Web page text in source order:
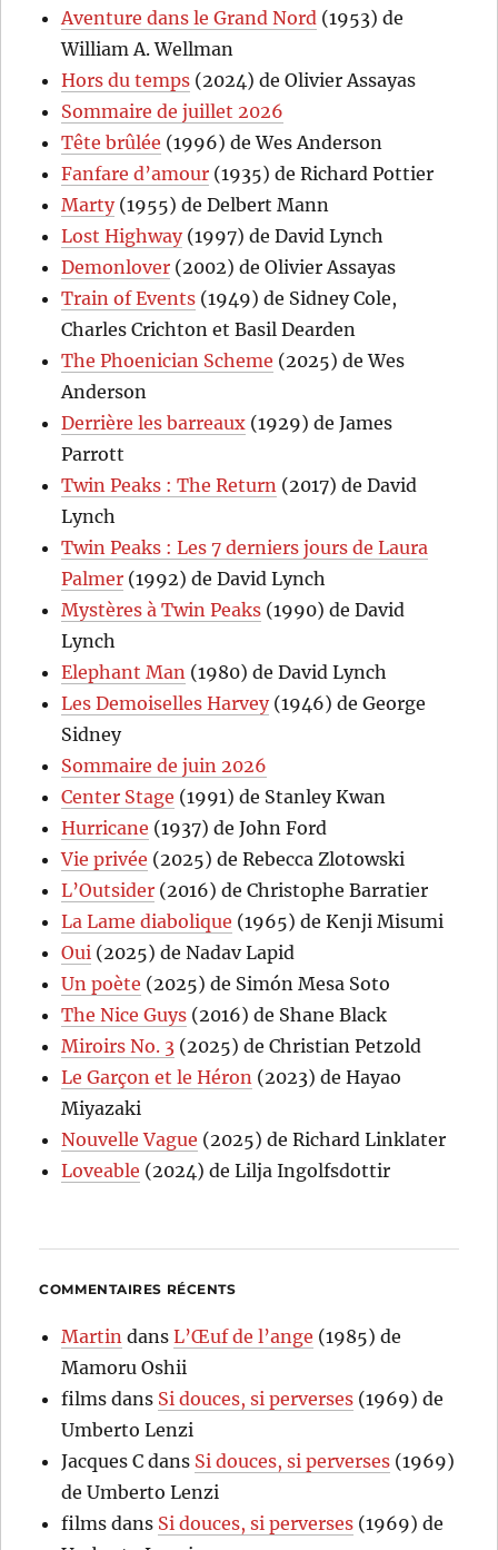
Aventure dans le Grand Nord (1953) de
William A. Wellman
Hors du temps (2024) de Olivier Assayas
Sommaire de juillet 2026
Tête brûlée (1996) de Wes Anderson
Fanfare d’amour (1935) de Richard Pottier
Marty(1955) de Delbert Mann
Lost Highway(1997) de David Lynch
Demonlover (2002) de Olivier Assayas
Train of Events (1949) de Sidney Cole,
Charles Crichton et Basil Dearden
The Phoenician Scheme (2025) de Wes
Anderson
Derrière les barreaux (1929) de James
Parrott
Twin Peaks : The Return (2017) de David
Lynch
Twin Peaks : Les 7 derniers jours de Laura
Palmer (1992) de David Lynch
Mystères à Twin Peaks (1990) de David
Lynch
Elephant Man (1980) de David Lynch
Les Demoiselles Harvey(1946) de George
Sidney
Sommaire de juin 2026
Center Stage (1991) de Stanley Kwan
Hurricane (1937) de John Ford
Vie privée (2025) de Rebecca Zlotowski
L’Outsider (2016) de Christophe Barratier
La Lame diabolique (1965) de Kenji Misumi
Oui (2025) de Nadav Lapid
Un poète (2025) de Simón Mesa Soto
The Nice Guys (2016) de Shane Black
Miroirs No. 3 (2025) de Christian Petzold
Le Garçon et le Héron (2023) de Hayao
Miyazaki
Nouvelle Vague (2025) de Richard Linklater
Loveable (2024) de Lilja Ingolfsdottir
COMMENTAIRES RÉCENTS
Martin dansL’Œuf de l’ange (1985) de
Mamoru Oshii
films dans Si douces, si perverses (1969) de
Umberto Lenzi
Jacques C dans Si douces, si perverses (1969)
de Umberto Lenzi
films dans Si douces, si perverses (1969) de